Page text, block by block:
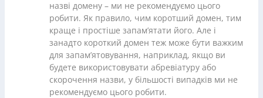
назві домену – ми не рекомендуємо цього
робити. Як правило, чим коротший домен, тим
краще і простіше запам’ятати його. Але і
занадто короткий домен теж може бути важким
для запам’ятовування, наприклад, якщо ви
будете використовувати абревіатуру або
скорочення назви, у більшості випадків ми не
рекомендуємо цього робити.